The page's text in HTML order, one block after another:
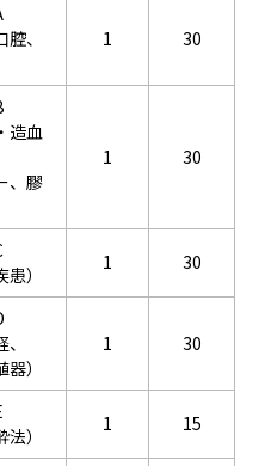
、
1 30
造血
、膠
1 30
）
1 30
）
1 30
）
1 15